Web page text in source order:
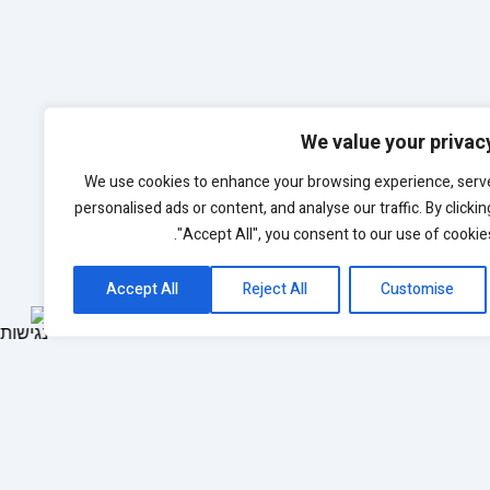
We value your
We use cookies to enhance your browsing experience,
personalised ads or content, and analyse our traffic. By
"Accept All", you consent to our use of
Customise
Reject All
Accept All